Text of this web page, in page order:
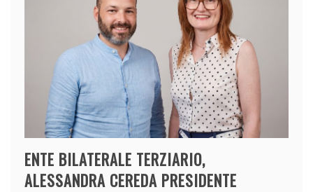
ENTE BILATERALE TERZIARIO,
ALESSANDRA CEREDA PRESIDENTE